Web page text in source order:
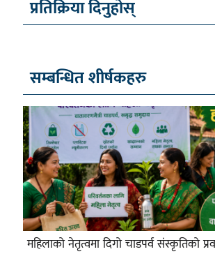
प्रतिक्रिया दिनुहोस्
सम्बन्धित शीर्षकहरु
महिलाको नेतृत्वमा दिगो चाडपर्व संस्कृतिको